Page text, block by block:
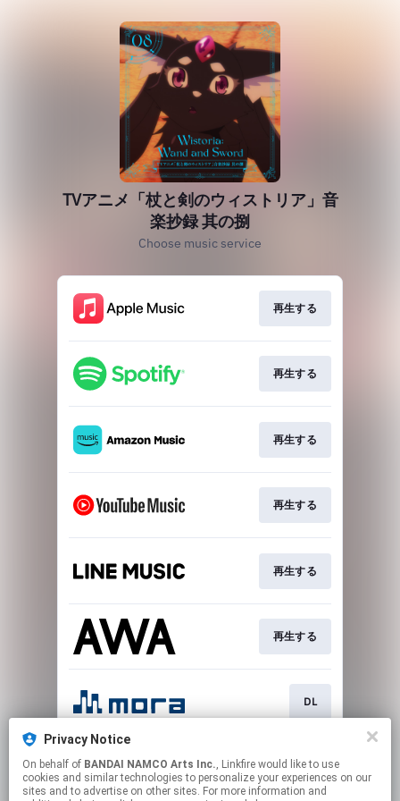
Privacy Notice
On behalf of BANDAI NAMCO Arts Inc., Linkfire would like to use
cookies and similar technologies to personalize your experiences on our
sites and to advertise on other sites. For more information and
TVアニメ「杖と剣のウィストリア」音
楽抄録 其の捌
Choose music service
再生する
再生する
再生する
再生する
再生する
再生する
DL
DL